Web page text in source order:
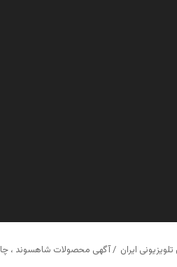
ایران /آگهی محصولات شاهسوند ،